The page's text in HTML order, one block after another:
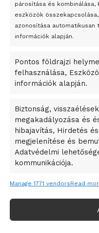
párosítása és kombinálása,
eszközök
azonosítása automatikusan
információk alapján.
Pontos földrajzi
felhasználása,
információk alapján.
Biztonság, visszaélések
megakadályozása és
hibajavítás, Hirdetés
megjelenítése és
Adatvédelmi
kommunikációja.
Manage 1771 vendorsRead
Megveszi az osztrák
Bricket
A Startup Campus
A Ringo Starr új albummal
A Vajdasági Magyar
Dzsingisz kán hódító
Kuramagomedov ötödik,
világkupa